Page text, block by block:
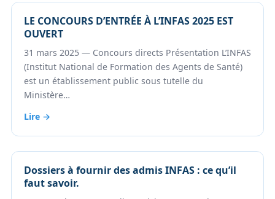
LE CONCOURS D’ENTRÉE À L’INFAS 2025 EST
OUVERT
31 mars 2025 — Concours directs Présentation L’INFAS
(Institut National de Formation des Agents de Santé)
est un établissement public sous tutelle du
Ministère…
Lire →
Dossiers à fournir des admis INFAS : ce qu’il
faut savoir.